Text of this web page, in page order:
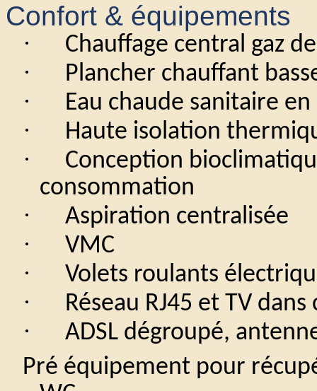
Confort & équipements
· Chauffage central gaz
· Plancher chauffant
· Eau chaude sanitaire
· Haute isolation
·
Conception
consommation
· Aspiration centralisée
· VMC
· Volets roulants
· Réseau RJ45 et TV
·
ADSL dégroupé,
Pré équipement pour